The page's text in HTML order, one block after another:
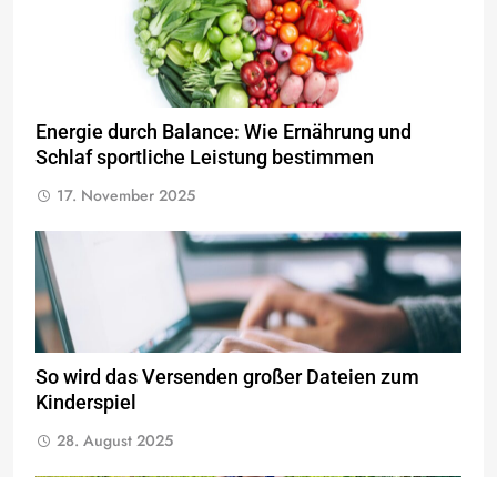
Energie durch Balance: Wie Ernährung und
Schlaf sportliche Leistung bestimmen
17. November 2025
So wird das Versenden großer Dateien zum
Kinderspiel
28. August 2025